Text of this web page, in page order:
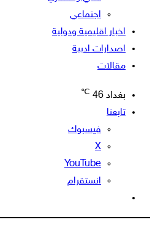
اجتماعي
اخبار اقليمية ودولية
اصدارات ادبية
مقالات
بغداد 46
℃
تابعنا
فيسبوك
‫X
‫YouTube
انستقرام
المظلم